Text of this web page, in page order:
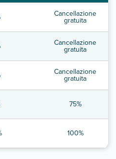
Cancellazione
gratuita
Cancellazione
gratuita
Cancellazione
gratuita
75%
100%